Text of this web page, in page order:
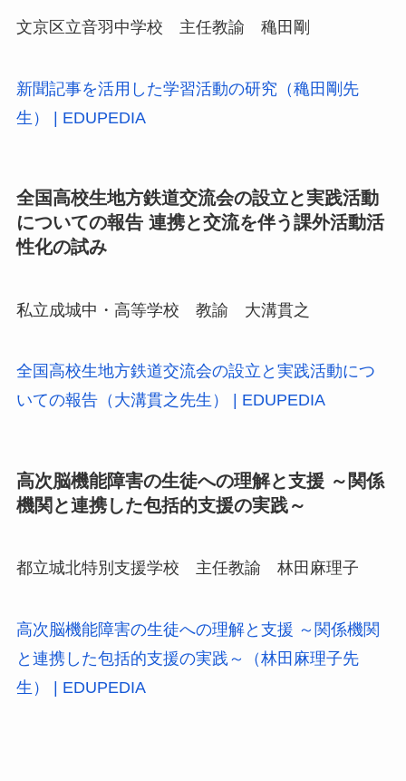
文京区立音羽中学校 主任教諭 穐田剛
新聞記事を活用した学習活動の研究（穐田剛先
生） | EDUPEDIA
全国高校生地方鉄道交流会の設立と実践活動
についての報告 連携と交流を伴う課外活動活
性化の試み
私立成城中・高等学校 教諭 大溝貫之
全国高校生地方鉄道交流会の設立と実践活動につ
いての報告（大溝貫之先生） | EDUPEDIA
高次脳機能障害の生徒への理解と支援 ～関係
機関と連携した包括的支援の実践～
都立城北特別支援学校 主任教諭 林田麻理子
高次脳機能障害の生徒への理解と支援 ～関係機関
と連携した包括的支援の実践～（林田麻理子先
生） | EDUPEDIA